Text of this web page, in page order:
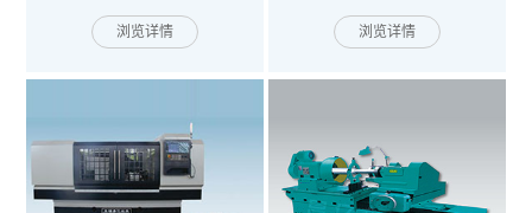
浏览详情 浏览详情